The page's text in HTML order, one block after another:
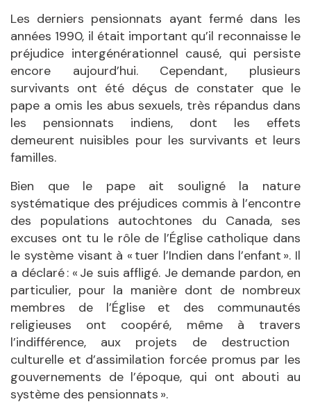
Les derniers pensionnats ayant fermé dans les
années 1990, il était important qu’il reconnaisse le
préjudice intergénérationnel causé, qui persiste
encore aujourd’hui. Cependant, plusieurs
survivants ont été déçus de constater que le
pape a omis les abus sexuels, très répandus dans
les pensionnats indiens, dont les effets
demeurent nuisibles pour les survivants et leurs
familles.
Bien que le pape ait souligné la nature
systématique des préjudices commis à l’encontre
des populations autochtones du Canada, ses
excuses ont tu le rôle de l’Église catholique dans
le système visant à « tuer l’Indien dans l’enfant ». Il
a déclaré : « Je suis affligé. Je demande pardon, en
particulier, pour la manière dont de nombreux
membres de l’Église et des communautés
religieuses ont coopéré, même à travers
l’indifférence, aux projets de destruction
culturelle et d’assimilation forcée promus par les
gouvernements de l’époque, qui ont abouti au
système des pensionnats ».